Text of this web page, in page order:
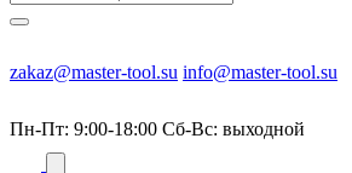
zakaz@master-tool.su info@master-tool.su
Пн-Пт: 9:00-18:00 Cб-Вс: выходной